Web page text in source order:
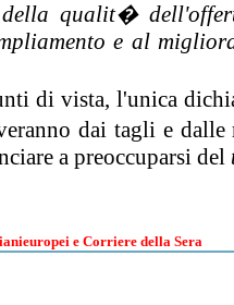
della qualit�
e al
di vista, l'unica
dai tagli e
a preoccuparsi del
e Corriere della Sera